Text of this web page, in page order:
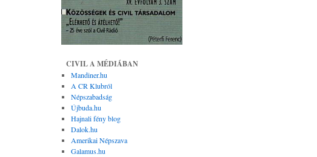
CIVIL A MÉDIÁBAN
Mandiner.hu
A CR Klubról
Népszabadság
Újbuda.hu
Hajnali fény blog
Dalok.hu
Amerikai Népszava
Galamus.hu